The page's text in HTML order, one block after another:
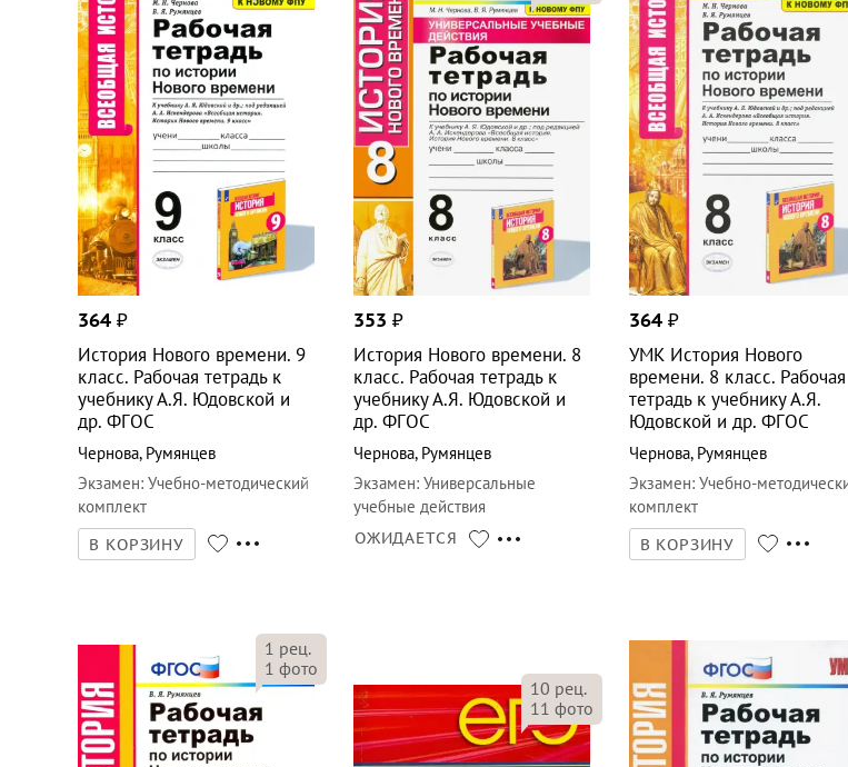
364 ₽
История Нового времени. 9
класс. Рабочая тетрадь к
учебнику А.Я. Юдовской и
др. ФГОС
Чернова, Румянцев
Экзамен:Учебно-методический
комплект
В КОРЗИНУ
353 ₽
История Нового времени. 8
класс. Рабочая тетрадь к
учебнику А.Я. Юдовской и
др. ФГОС
Чернова, Румянцев
Экзамен: Универсальные
учебные действия
ОЖИДАЕТСЯ
364₽
УМК История Нового
времени. 8 класс. Рабочая
тетрадь к учебнику А.Я.
Юдовской и др. ФГОС
Чернова, Румянцев
Экзамен: Учебно-
комплект
В КОРЗИНУ
1 рец.
1 фото
10 рец.
11 фото